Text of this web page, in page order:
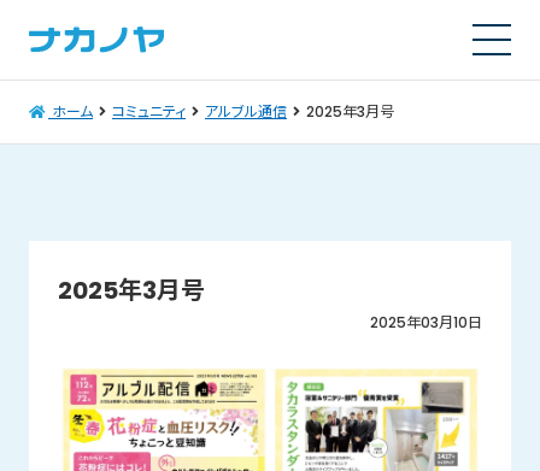
ホーム コミュニティ アルブル通信 2025年3月号
2025年3月号
2025年03月10日